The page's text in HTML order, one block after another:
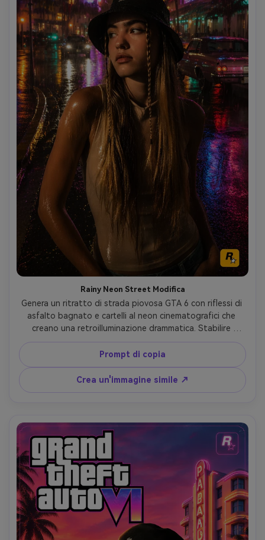
Rainy Neon Street Modifica
Genera un ritratto di strada piovosa GTA 6 con riflessi di
asfalto bagnato e cartelli al neon cinematografici che
creano una retroilluminazione drammatica. Stabilire
un'atmosfera lunatica con particelle di pioggia realistiche,
ambiente di vita notturna ispirato a Miami e realismo
cinematografico in tutta la composizione. Cattura
l'energia dei poster promozionali Rockstar attraverso
l'intemperie atmosferica e la grinta urbana che esalta
Prompt di copia
Crea un'immagine simile ↗